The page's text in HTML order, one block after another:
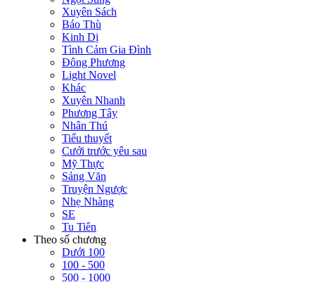
Xuyên Sách
Báo Thù
Kinh Dị
Tình Cảm Gia Đình
Đông Phương
Light Novel
Khác
Xuyên Nhanh
Phương Tây
Nhân Thú
Tiểu thuyết
Cưới trước yêu sau
Mỹ Thực
Sảng Văn
Truyện Ngược
Nhẹ Nhàng
SE
Tu Tiên
Theo số chương
Dưới 100
100 - 500
500 - 1000